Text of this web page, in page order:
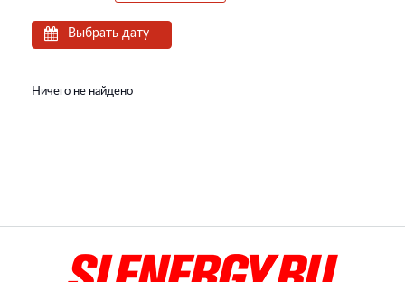
Выбрать дату
Ничего не найдено